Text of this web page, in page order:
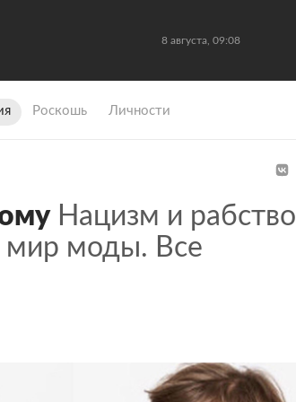
8 августа, 09:08
Роскошь Личности
Нацизм и рабство
мир моды. Все